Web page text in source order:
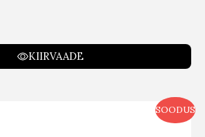
KIIRVAADE
SOODUS